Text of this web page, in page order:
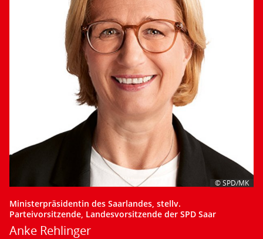
© SPD/MK
Ministerpräsidentin des Saarlandes, stellv.
Parteivorsitzende, Landesvorsitzende der SPD Saar
Anke Rehlinger